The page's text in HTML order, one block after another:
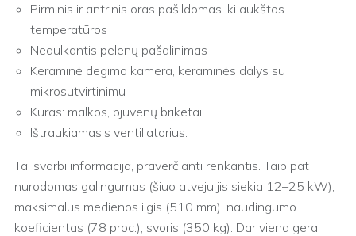
Pirminis ir antrinis oras pašildomas iki aukštos
temperatūros
Nedulkantis pelenų pašalinimas
Keraminė degimo kamera, keraminės dalys su
mikrosutvirtinimu
Kuras: malkos, pjuvenų briketai
Ištraukiamasis ventiliatorius.
Tai svarbi informacija, praverčianti renkantis. Taip pat
nurodomas galingumas (šiuo atveju jis siekia 12–25 kW),
maksimalus medienos ilgis (510 mm), naudingumo
koeficientas (78 proc.), svoris (350 kg). Dar viena gera